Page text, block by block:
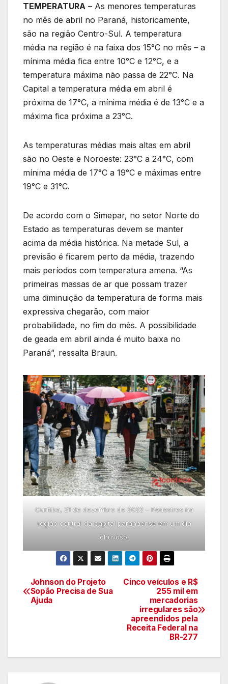
TEMPERATURA – As menores temperaturas
no mês de abril no Paraná, historicamente,
são na região Centro-Sul. A temperatura
média na região é na faixa dos 15°C no mês – a
mínima média fica entre 10°C e 12°C, e a
temperatura máxima não passa de 22°C. Na
Capital a temperatura média em abril é
próxima de 17°C, a mínima média é de 13°C e a
máxima fica próxima a 23°C.
As temperaturas médias mais altas em abril
são no Oeste e Noroeste: 23°C a 24°C, com
mínima média de 17°C a 19°C e máximas entre
19°C e 31°C.
De acordo com o Simepar, no setor Norte do
Estado as temperaturas devem se manter
acima da média histórica. Na metade Sul, a
previsão é ficarem perto da média, trazendo
mais períodos com temperatura amena. “As
primeiras massas de ar que possam trazer
uma diminuição da temperatura de forma mais
expressiva chegarão, com maior
probabilidade, no fim do mês. A possibilidade
de geada em abril ainda é muito baixa no
Paraná”, ressalta Braun.
Curitiba, 21 de dezembro de 2022 – Pedestres na
região central da capital paranaense em um dia
chuvoso.
Navegação
de
Cinco veículos e R$
255 mil em
mercadorias
irregulares são
apreendidos pela
Receita Federal na
BR-277
Johnson do Projeto
Sopão Precisa de Sua
Ajuda